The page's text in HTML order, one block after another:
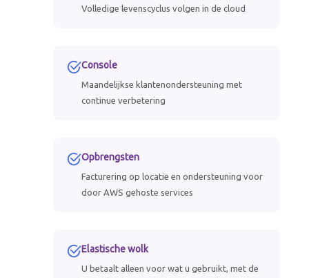
Volledige levenscyclus volgen in de cloud
Console
Maandelijkse klantenondersteuning met
continue verbetering
Opbrengsten
Facturering op locatie en ondersteuning voor
door AWS gehoste services
Elastische wolk
U betaalt alleen voor wat u gebruikt, met de